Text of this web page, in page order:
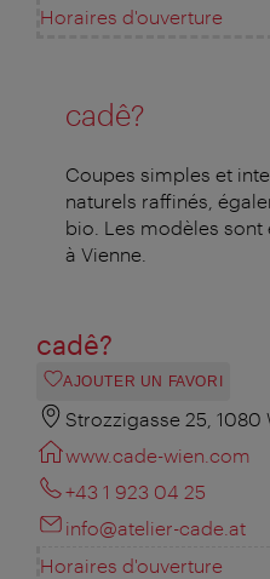
Horaires d'ouverture
cadê?
Coupes simples et
naturels raffinés,
bio. Les modèles
à Vienne.
cadê?
AJOUTER UN FAVORI
Strozzigasse 25, 1080
www.cade-wien.com
+43 1 923 04 25
info@atelier-cade.at
Horaires d'ouverture